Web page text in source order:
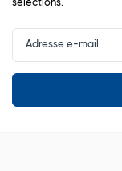
sélections.
Input
Newsletter